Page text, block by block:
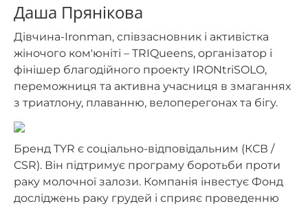
Даша Прянікова
Дівчина-Ironman, співзасновник і активістка
жіночого ком'юніті – TRIQueens, організатор і
фінішер благодійного проекту IRONtriSOLO,
переможниця та активна учасниця в змаганнях
з триатлону, плаванню, велоперегонах та бігу.
Бренд TYR є соціально-відповідальним (КСВ /
CSR). Він підтримує програму боротьби проти
раку молочної залози. Компанія інвестує Фонд
досліджень раку грудей і сприяє проведенню